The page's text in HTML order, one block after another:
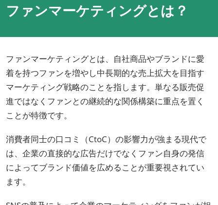
ファンマーケティングとは？
ファンマーケティングとは、自社商品やブランドに愛
着を持つファンを増やし中長期的な売上拡大を目指す
マーケティング戦略のことを指します。単なる販売促
進ではなくファンとの継続的な関係構築に重点を置く
ことが特徴です。
消費者同士の口コミ（CtoC）の影響力が強まる現代で
は、企業の直接的な広告だけでなくファン自身の発信
によってブランド価値を広めることが重要視されてい
ます。